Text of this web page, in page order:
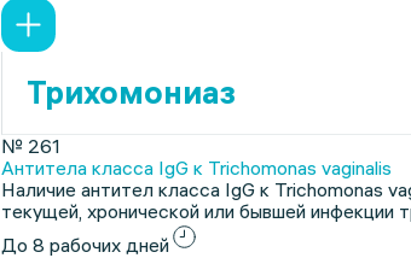
Трихомониаз
№ 261
Антитела класса IgG к Trichomonas vaginalis
Наличие антител класса IgG к Trichomonas
текущей, хронической или бывшей инфекции
До 8 рабочих дней